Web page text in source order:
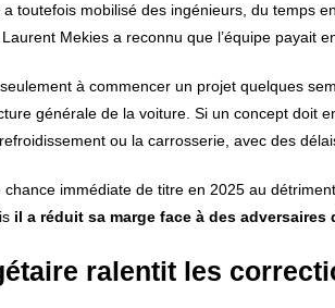
toutefois mobilisé des ingénieurs, du temps
Mekies a reconnu que l’équipe payait
à commencer un projet quelques
générale de la voiture. Si un concept
ou la carrosserie, avec des
immédiate de titre en 2025 au
il a réduit sa marge face à des
ralentit les